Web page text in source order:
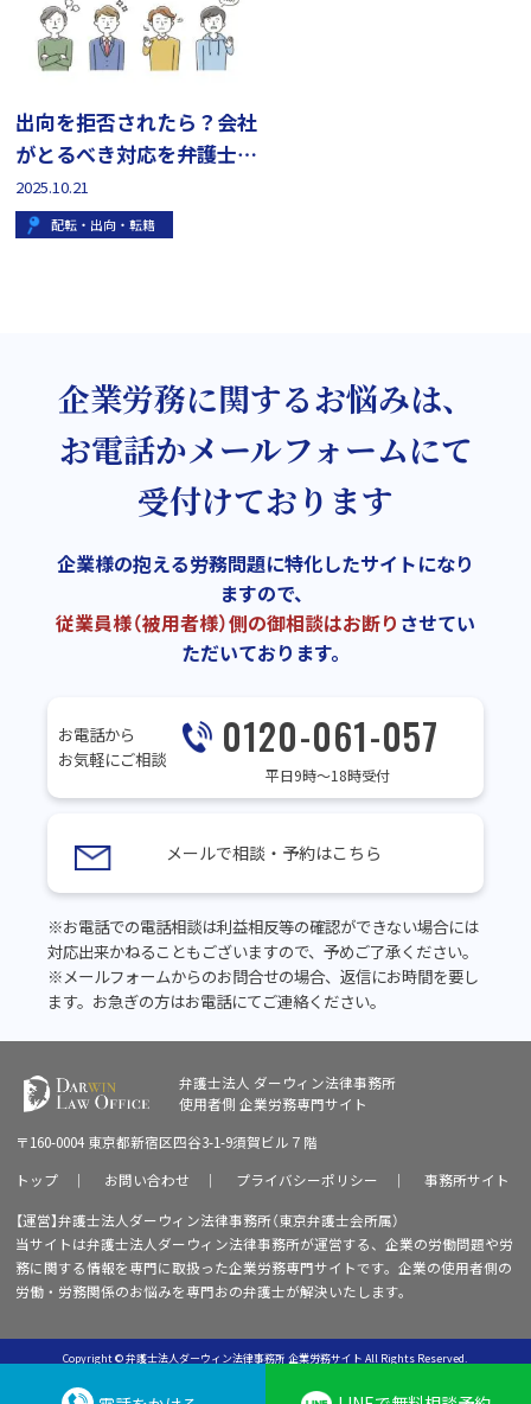
出向を拒否されたら？会社
がとるべき対応を弁護士が
解説
2025.10.21
配転・出向・転籍
企業労務に関するお悩みは、
お電話かメールフォームにて
受付けております
企業様の抱える労務問題に特化したサイトになり
ますので、
従業員様（被用者様）側の御相談はお断り させてい
ただいております。
お電話から
お気軽にご相談
0120-061-057
平日9時～18時受付
メールで相談・予約はこちら
※お電話での電話相談は利益相反等の確認ができない場合には
対応出来かねることもございますので、予めご了承ください。
※メールフォームからのお問合せの場合、返信にお時間を要し
ます。お急ぎの方はお電話にてご連絡ください。
弁護士法人 ダーウィン法律事務所
使用者側 企業労務専門サイト
〒160-0004 東京都新宿区四谷3-1-9須賀ビル７階
トップ ｜ お問い合わせ ｜ プライバシーポリシー ｜
事務所サイト
【運営】弁護士法人ダーウィン法律事務所（東京弁護士会所属）
当サイトは弁護士法人ダーウィン法律事務所が運営する、企業の労働問題や労
務に関する情報を専門に取扱った企業労務専門サイトです。企業の使用者側の
労働・労務関係のお悩みを専門おの弁護士が解決いたします。
Copyright © 弁護士法人ダーウィン法律事務所 企業労務サイト All Rights Reserved.